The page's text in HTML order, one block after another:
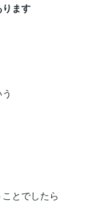
ります
とでしたら